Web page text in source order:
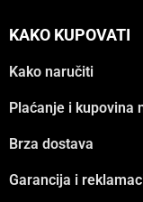
KAKO KUPOVATI
Kako naručiti
Plaćanje i kupovina
Brza dostava
Garancija i